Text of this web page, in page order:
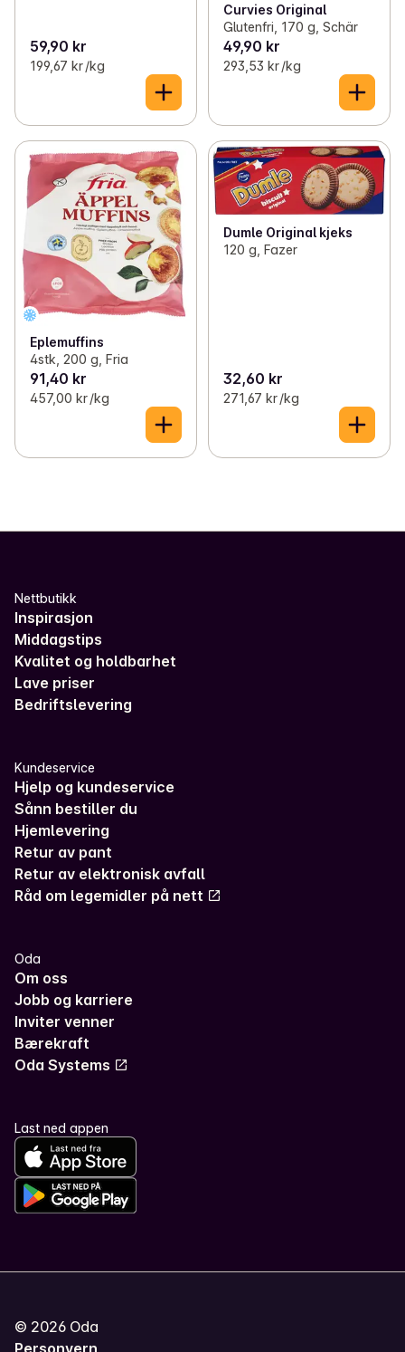
59,90 kr
199,67 kr /kg
Curvies Original
Glutenfri, 170 g, Schär
49,90 kr
293,53 kr /kg
Eplemuffins
4stk, 200 g, Fria
91,40 kr
457,00 kr /kg
Dumle Original kjeks
120 g, Fazer
32,60 kr
271,67 kr /kg
Nettbutikk
Inspirasjon
Middagstips
Kvalitet og holdbarhet
Lave priser
Bedriftslevering
Kundeservice
Hjelp og kundeservice
Sånn bestiller du
Hjemlevering
Retur av pant
Retur av elektronisk avfall
Råd om legemidler på nett
Oda
Om oss
Jobb og karriere
Inviter venner
Bærekraft
Oda Systems
Last ned appen
© 2026 Oda